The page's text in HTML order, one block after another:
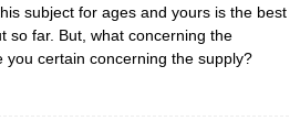
subject for ages and yours is the best
so far. But, what concerning the
you certain concerning the supply?